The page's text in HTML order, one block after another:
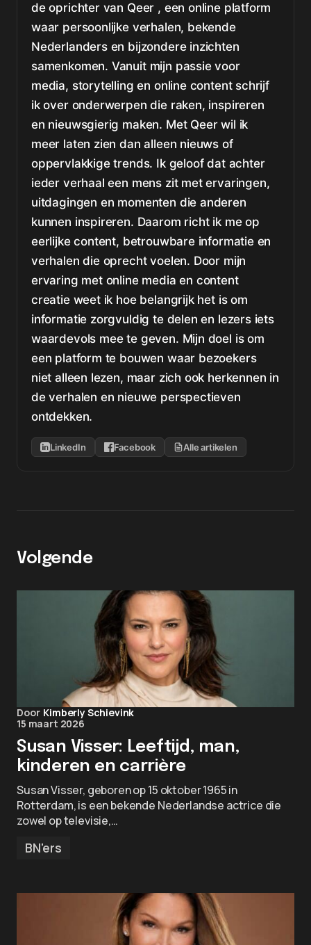
de oprichter van Qeer , een online platform
waar persoonlijke verhalen, bekende
Nederlanders en bijzondere inzichten
samenkomen. Vanuit mijn passie voor
media, storytelling en online content schrijf
ik over onderwerpen die raken, inspireren
en nieuwsgierig maken. Met Qeer wil ik
meer laten zien dan alleen nieuws of
oppervlakkige trends. Ik geloof dat achter
ieder verhaal een mens zit met ervaringen,
uitdagingen en momenten die anderen
kunnen inspireren. Daarom richt ik me op
eerlijke content, betrouwbare informatie en
verhalen die oprecht voelen. Door mijn
ervaring met online media en content
creatie weet ik hoe belangrijk het is om
informatie zorgvuldig te delen en lezers iets
waardevols mee te geven. Mijn doel is om
een platform te bouwen waar bezoekers
niet alleen lezen, maar zich ook herkennen in
de verhalen en nieuwe perspectieven
ontdekken.
LinkedIn Facebook Alle artikelen
Volgende
Door Kimberly Schievink
15 maart 2026
Susan Visser: Leeftijd, man,
kinderen en carrière
Susan Visser, geboren op 15 oktober 1965 in
Rotterdam, is een bekende Nederlandse actrice die
zowel op televisie,…
BN'ers